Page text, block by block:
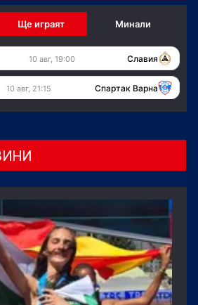
Ще играят Минали
10 авг, 19:00 Славия
10 авг, 21:15 Спартак Варна